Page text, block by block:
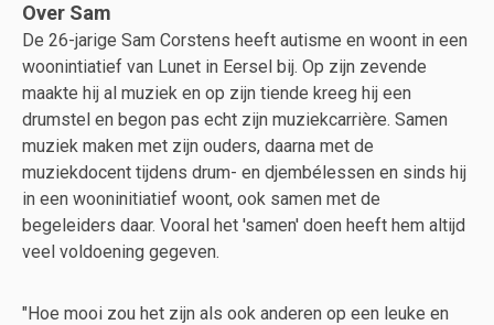
Over Sam
De 26-jarige Sam Corstens heeft autisme en woont in een
woonintiatief van Lunet in Eersel bij. Op zijn zevende
maakte hij al muziek en op zijn tiende kreeg hij een
drumstel en begon pas echt zijn muziekcarrière. Samen
muziek maken met zijn ouders, daarna met de
muziekdocent tijdens drum- en djembélessen en sinds hij
in een wooninitiatief woont, ook samen met de
begeleiders daar. Vooral het 'samen' doen heeft hem altijd
veel voldoening gegeven.
"Hoe mooi zou het zijn als ook anderen op een leuke en